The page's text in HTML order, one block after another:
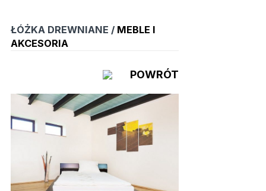
ŁÓŻKA DREWNIANE / MEBLE I
AKCESORIA
POWRÓT